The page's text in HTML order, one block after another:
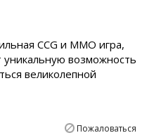
CCG и MMO игра,
уникальную возможность
великолепной
Пожаловаться